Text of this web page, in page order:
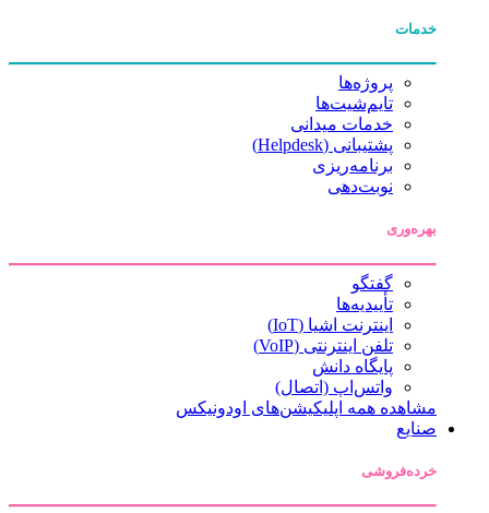
خدمات
پروژه‌ها
تایم‌شیت‌ها
خدمات میدانی
پشتیبانی (Helpdesk)
برنامه‌ریزی
نوبت‌دهی
بهره‌وری
گفتگو
تأییدیه‌ها
اینترنت اشیا (IoT)
تلفن اینترنتی (VoIP)
پایگاه دانش
واتس‌اپ (اتصال)
مشاهده همه اپلیکیشن‌های اودونیکس
صنایع
خرده‌فروشی